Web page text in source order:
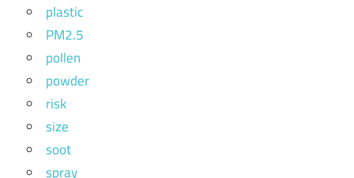
plastic
PM2.5
pollen
powder
risk
size
soot
spray